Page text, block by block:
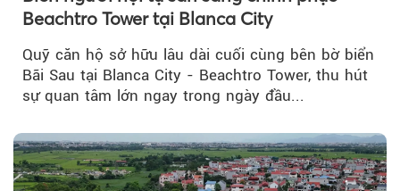
Beachtro Tower tại Blanca City
Quỹ căn hộ sở hữu lâu dài cuối cùng bên bờ biển
Bãi Sau tại Blanca City - Beachtro Tower, thu hút
sự quan tâm lớn ngay trong ngày đầu...